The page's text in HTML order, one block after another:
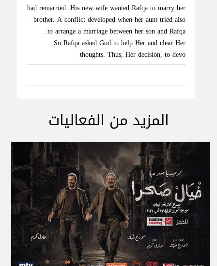
had remarried. His new wife wanted Rafqa to marry her
brother. A conflict developed when her aunt tried also
to arrange a marriage between her son and Rafqa.
So Rafqa asked God to help Her and clear Her
thoughts. Thus, Her decision, to devo
المزيد من الفعاليات